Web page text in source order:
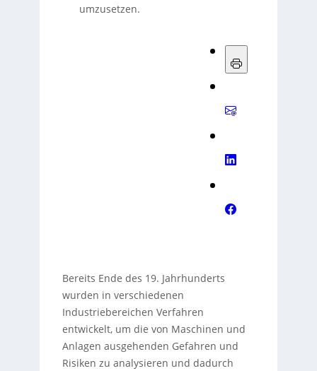
umzusetzen.
Bereits Ende des 19. Jahrhunderts
wurden in verschiedenen
Industriebereichen Verfahren
entwickelt, um die von Maschinen und
Anlagen ausgehenden Gefahren und
Risiken zu analysieren und dadurch